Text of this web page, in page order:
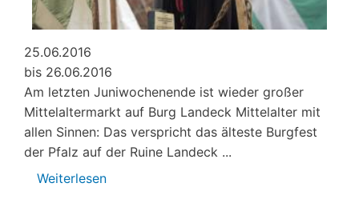
25.06.2016
bis 26.06.2016
Am letzten Juniwochenende ist wieder großer
Mittelaltermarkt auf Burg Landeck Mittelalter mit
allen Sinnen: Das verspricht das älteste Burgfest
der Pfalz auf der Ruine Landeck ...
Weiterlesen